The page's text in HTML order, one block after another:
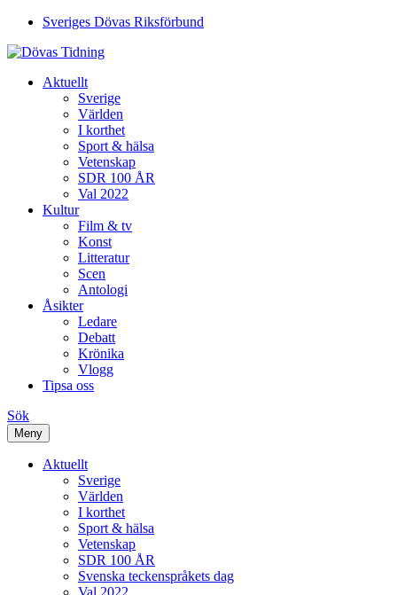
Sveriges Dövas Riksförbund
Aktuellt
Sverige
Världen
I korthet
Sport & hälsa
Vetenskap
SDR 100 ÅR
Val 2022
Kultur
Film & tv
Konst
Litteratur
Scen
Antologi
Åsikter
Ledare
Debatt
Krönika
Vlogg
Tipsa oss
Sök
Meny
Aktuellt
Sverige
Världen
I korthet
Sport & hälsa
Vetenskap
SDR 100 ÅR
Svenska teckenspråkets dag
Val 2022